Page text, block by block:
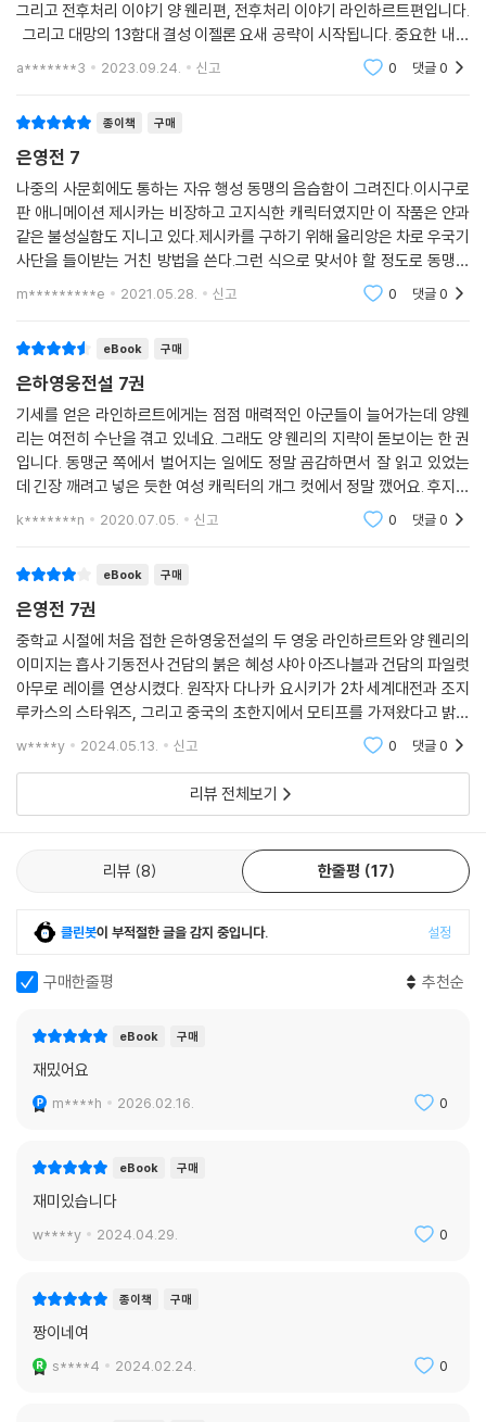
그리고 전후처리 이야기 양 웬리편, 전후처리 이야기 라인하르트편입니다.
이 많이 나오니까 체크해두고 볼 만합니다.
a*******3 2023.09.24. 신고 0 댓글0
종이책 구매
은영전 7
나중의 사문회에도 통하는 자유 행성 동맹의 음습함이 그려진다.이시구로
판 애니메이션 제시카는 비장하고 고지식한 캐릭터였지만 이 작품은 얀과
같은 불성실함도 지니고 있다.제시카를 구하기 위해 율리앙은 차로 우국기
사단을 들이받는 거친 방법을 쓴다.그런 식으로 맞서야 할 정도로 동맹사
회는 구하기 어렵다. 이시구로판 애니메이션인 양은 제시카를 보호하기 위
m*********e 2021.05.28. 신고 0 댓글0
eBook 구매
은하영웅전설 7권
기세를 얻은 라인하르트에게는 점점 매력적인 아군들이 늘어가는데 양웬
리는 여전히 수난을 겪고 있네요. 그래도 양 웬리의 지략이 돋보이는 한 권
입니다. 동맹군 쪽에서 벌어지는 일에도 정말 곰감하면서 잘 읽고 있었는
데 긴장 깨려고 넣은 듯한 여성 캐릭터의 개그 컷에서 정말 깼어요. 후지사
키 류 여전하다 정말 재미있다 싶으면 조금씩 이렇게... 생각을 바꾸게 해
k*******n 2020.07.05. 신고 0 댓글0
eBook 구매
은영전 7권
중학교 시절에 처음 접한 은하영웅전설의 두 영웅 라인하르트와 양 웬리의
이미지는 흡사 기동전사 건담의 붉은 혜성 샤아 아즈나블과 건담의 파일럿
아무로 레이를 연상시켰다. 원작자 다나카 요시키가 2차 세계대전과 조지
루카스의 스타워즈, 그리고 중국의 초한지에서 모티프를 가져왔다고 밝힌
것과 같이, 두 주인공 라인하르트와 양 웬리도 당시 일본에 센세이션을 일
으킨 기동전사
w****y 2024.05.13. 신고 0 댓글0
리뷰 전체보기
리뷰 8 한줄평 17
클린봇이 부적절한 글을 감지 중입니다. 설정
구매한줄평 추천순
eBook 구매
재밌어요
m****h 2026.02.16. 0
eBook 구매
재미있습니다
w****y 2024.04.29. 0
종이책 구매
짱이네여
s****4 2024.02.24. 0